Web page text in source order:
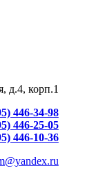
д.4, корп.1
446-34-98
446-25-05
446-10-36